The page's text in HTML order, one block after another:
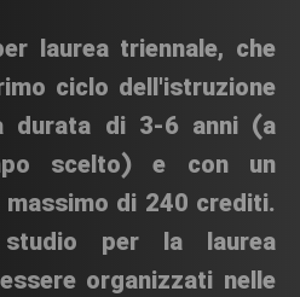
laurea triennale, che
ciclo dell'istruzione
durata di 3-6 anni (a
scelto) e con un
di 240 crediti.
per la laurea
organizzati nelle